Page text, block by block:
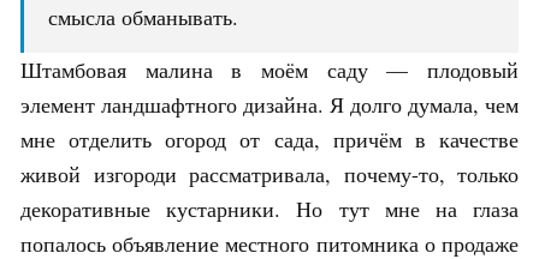
смысла обманывать.
Штамбовая малина в моём саду — плодовый
элемент ландшафтного дизайна. Я долго думала, чем
мне отделить огород от сада, причём в качестве
живой изгороди рассматривала, почему-то, только
декоративные кустарники. Но тут мне на глаза
попалось объявление местного питомника о продаже